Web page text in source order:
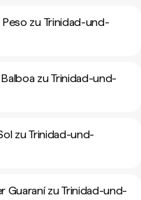
zu Trinidad-und-
zu Trinidad-und-
zu Trinidad-und-
Guaraní zu Trinidad-und-